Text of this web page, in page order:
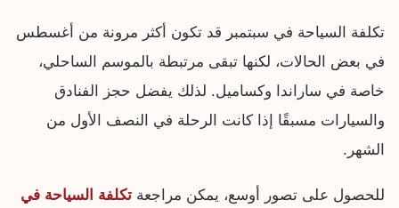
تكلفة السياحة في سبتمبر قد تكون أكثر مرونة من أغسطس
في بعض الحالات، لكنها تبقى مرتبطة بالموسم الساحلي،
خاصة في ساراندا وكساميل. لذلك يفضل حجز الفنادق
والسيارات مسبقًا إذا كانت الرحلة في النصف الأول من
الشهر.
للحصول على تصور أوسع، يمكن مراجعة تكلفة السياحة في